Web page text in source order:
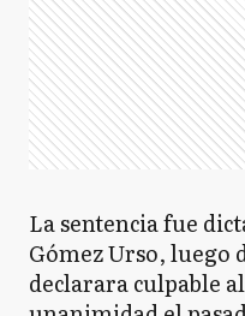
La sentencia fue
Gómez Urso, luego
declarara culpable